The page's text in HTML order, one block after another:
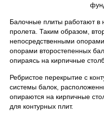
Балочные плиты работают в
пролета. Таким образом,
непосредственными
опорами второстепенных
опираясь на кирпичные
Ребристое перекрытие с
системы балок,
опираются на кирпичные
для контурных плит.